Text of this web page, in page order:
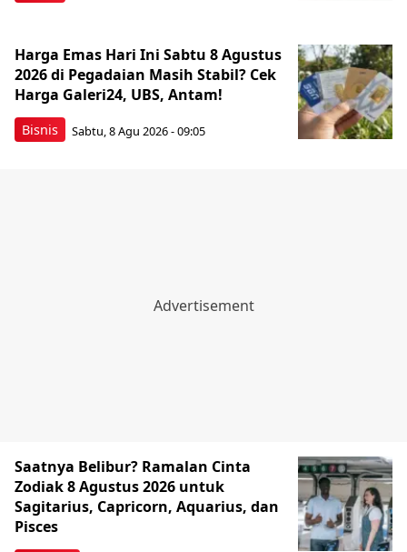
Bisnis
Harga Emas Hari Ini Sabtu 8 Agustus
2026 di Pegadaian Masih Stabil? Cek
Harga Galeri24, UBS, Antam!
Sabtu, 8 Agu 2026 - 09:05
Saatnya Belibur? Ramalan Cinta
Zodiak 8 Agustus 2026 untuk
Sagitarius, Capricorn, Aquarius, dan
Pisces